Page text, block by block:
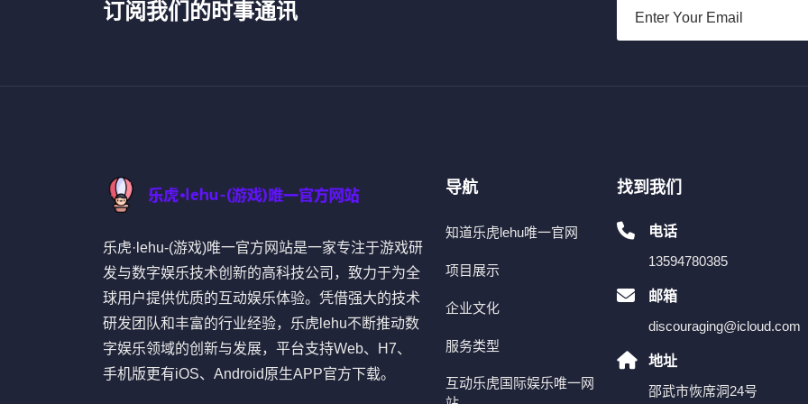
订阅我们的时事通讯
乐虎·lehu-(游戏)唯一官方网站是一家专注于游戏研
发与数字娱乐技术创新的高科技公司，致力于为全
球用户提供优质的互动娱乐体验。凭借强大的技术
研发团队和丰富的行业经验，乐虎lehu不断推动数
字娱乐领域的创新与发展，平台支持Web、H7、
手机版更有iOS、Android原生APP官方下载。
导航
知道乐虎lehu唯一官网
项目展示
企业文化
服务类型
互动乐虎国际娱乐唯一网
找到我们
电话
13594780385
邮箱
discouraging@icloud.com
地址
邵武市恢席洞24号